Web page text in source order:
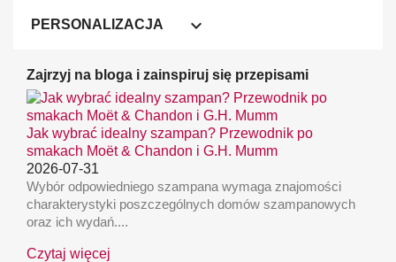
PERSONALIZACJA 
Zajrzyj na bloga i zainspiruj się przepisami
Jak wybrać idealny szampan? Przewodnik po
smakach Moët & Chandon i G.H. Mumm
2026-07-31
Wybór odpowiedniego szampana wymaga znajomości
charakterystyki poszczególnych domów szampanowych
oraz ich wydań....
Czytaj więcej